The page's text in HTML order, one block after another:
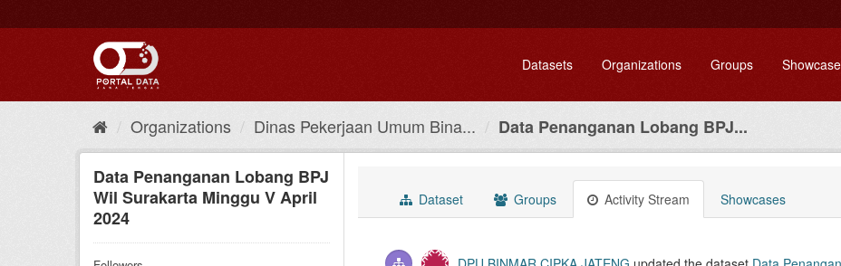
to
Datasets Organizations Groups
Organizations Dinas Pekerjaan Umum Bina... Data Penanganan Lobang BPJ...
Data Penanganan Lobang BPJ
Wil Surakarta Minggu V April
2024
Dataset Groups Activity Stream Showcases